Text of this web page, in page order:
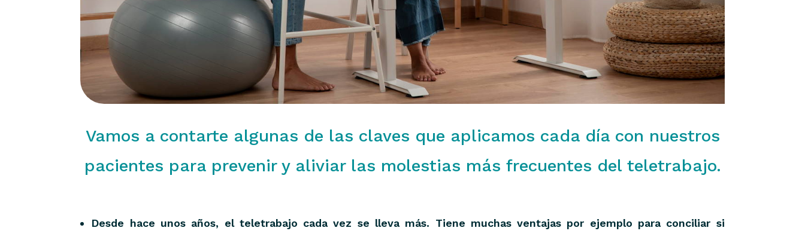
Vamos a contarte algunas de las claves que aplicamos cada día con nuestros
pacientes para prevenir y aliviar las molestias más frecuentes del teletrabajo.
Desde hace unos años, el teletrabajo cada vez se lleva más. Tiene muchas ventajas por ejemplo para conciliar si